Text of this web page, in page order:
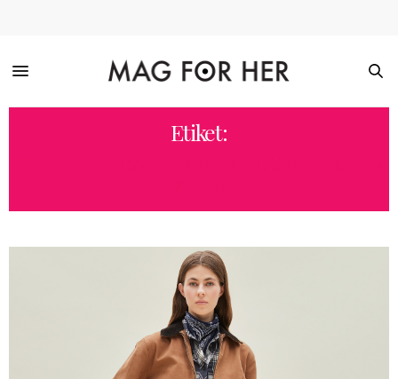
Etiket: